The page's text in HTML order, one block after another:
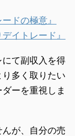
ドの極意』
イトレード』
て副収入を得
多く取りたい
ーを重視しま
が、自分の売